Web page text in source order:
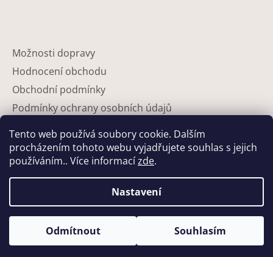
Tento web používá soubory cookie. Dalším
procházením tohoto webu vyjadřujete souhlas s jejich
používáním.. Více informacízde.
Nastavení
Odmítnout Souhlasím
Možnosti dopravy
Hodnocení obchodu
Obchodní podmínky
Podmínky ochrany osobních údajů
Partneři
Kontakty
Copyright 2026Eshop-květináče. Všechna práva vyhrazena.